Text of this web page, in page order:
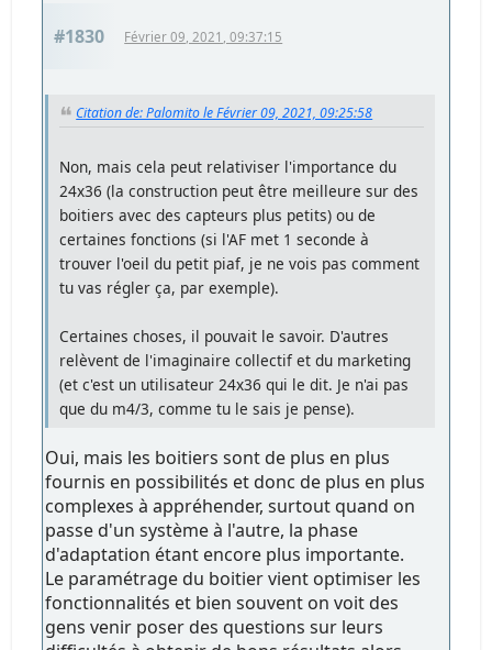
#1830 Février 09, 2021, 09:37:15
Citation de: Palomito le Février 09, 2021, 09:25:58
Non, mais cela peut relativiser l'importance du
24x36 (la construction peut être meilleure sur des
boitiers avec des capteurs plus petits) ou de
certaines fonctions (si l'AF met 1 seconde à
trouver l'oeil du petit piaf, je ne vois pas comment
tu vas régler ça, par exemple).
Certaines choses, il pouvait le savoir. D'autres
relèvent de l'imaginaire collectif et du marketing
(et c'est un utilisateur 24x36 qui le dit. Je n'ai pas
que du m4/3, comme tu le sais je pense).
Oui, mais les boitiers sont de plus en plus
fournis en possibilités et donc de plus en plus
complexes à appréhender, surtout quand on
passe d'un système à l'autre, la phase
d'adaptation étant encore plus importante.
Le paramétrage du boitier vient optimiser les
fonctionnalités et bien souvent on voit des
gens venir poser des questions sur leurs